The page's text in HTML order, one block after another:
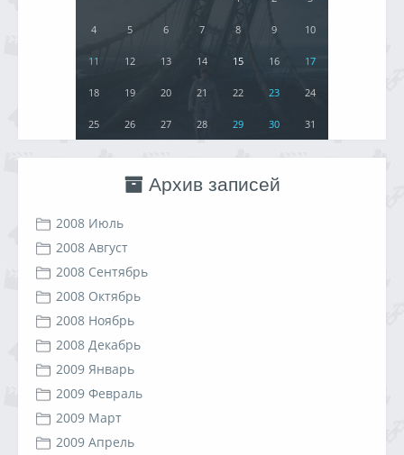
4 5 6 7 8 9 10
11 12 13 14 15 16 17
18 19 20 21 22 23 24
25 26 27 28 29 30 31
Архив записей
2008 Июль
2008 Август
2008 Сентябрь
2008 Октябрь
2008 Ноябрь
2008 Декабрь
2009 Январь
2009 Февраль
2009 Март
2009 Апрель